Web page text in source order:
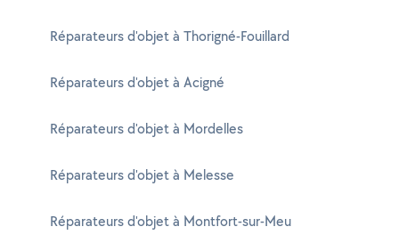
Réparateurs d'objet à Thorigné-Fouillard
Réparateurs d'objet à Acigné
Réparateurs d'objet à Mordelles
Réparateurs d'objet à Melesse
Réparateurs d'objet à Montfort-sur-Meu